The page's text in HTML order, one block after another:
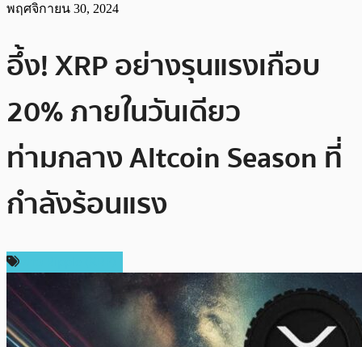
พฤศจิกายน 30, 2024
อึ้ง! XRP อย่างรุนแรงเกือบ
20% ภายในวันเดียว
ท่ามกลาง Altcoin Season ที่
กำลังร้อนแรง